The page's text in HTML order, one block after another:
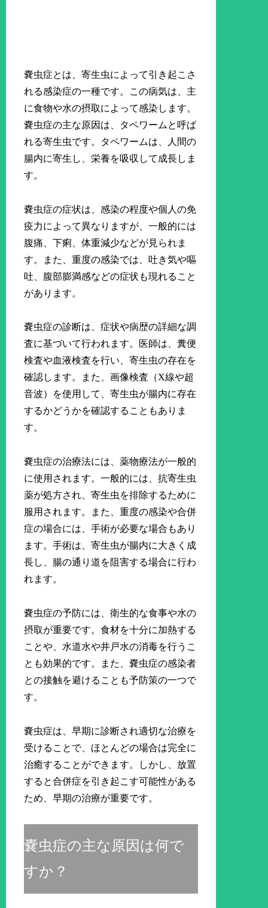
嚢虫症とは、寄生虫によって引き起こさ
れる感染症の一種です。この病気は、主
に食物や水の摂取によって感染します。
嚢虫症の主な原因は、タペワームと呼ば
れる寄生虫です。タペワームは、人間の
腸内に寄生し、栄養を吸収して成長しま
す。
嚢虫症の症状は、感染の程度や個人の免
疫力によって異なりますが、一般的には
腹痛、下痢、体重減少などが見られま
す。また、重度の感染では、吐き気や嘔
吐、腹部膨満感などの症状も現れること
があります。
嚢虫症の診断は、症状や病歴の詳細な調
査に基づいて行われます。医師は、糞便
検査や血液検査を行い、寄生虫の存在を
確認します。また、画像検査（X線や超
音波）を使用して、寄生虫が腸内に存在
するかどうかを確認することもありま
す。
嚢虫症の治療法には、薬物療法が一般的
に使用されます。一般的には、抗寄生虫
薬が処方され、寄生虫を排除するために
服用されます。また、重度の感染や合併
症の場合には、手術が必要な場合もあり
ます。手術は、寄生虫が腸内に大きく成
長し、腸の通り道を阻害する場合に行わ
れます。
嚢虫症の予防には、衛生的な食事や水の
摂取が重要です。食材を十分に加熱する
ことや、水道水や井戸水の消毒を行うこ
とも効果的です。また、嚢虫症の感染者
との接触を避けることも予防策の一つで
す。
嚢虫症は、早期に診断され適切な治療を
受けることで、ほとんどの場合は完全に
治癒することができます。しかし、放置
すると合併症を引き起こす可能性がある
ため、早期の治療が重要です。
嚢虫症の主な原因は何で
すか？